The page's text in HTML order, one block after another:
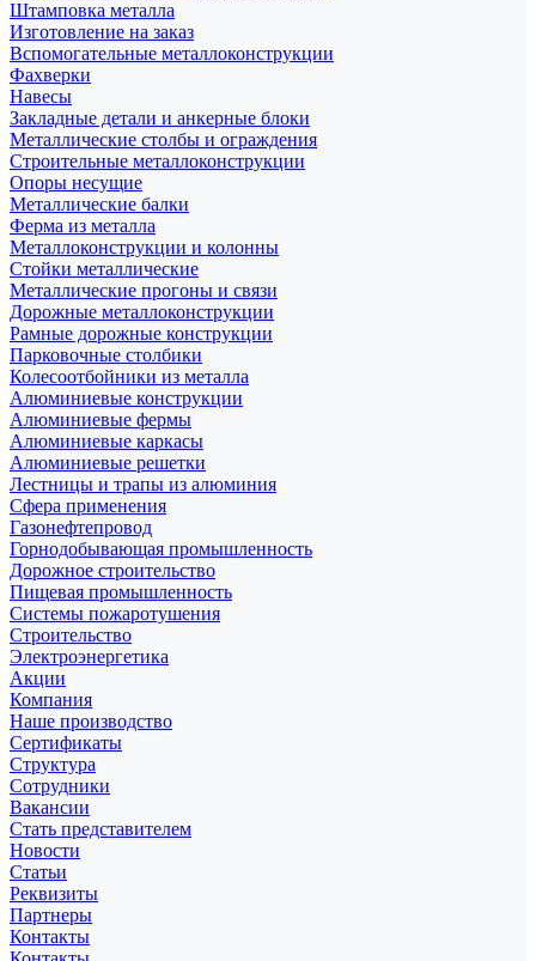
Штамповка металла
Изготовление на заказ
Вспомогательные металлоконструкции
Фахверки
Навесы
Закладные детали и анкерные блоки
Металлические столбы и ограждения
Строительные металлоконструкции
Опоры несущие
Металлические балки
Ферма из металла
Металлоконструкции и колонны
Стойки металлические
Металлические прогоны и связи
Дорожные металлоконструкции
Рамные дорожные конструкции
Парковочные столбики
Колесоотбойники из металла
Алюминиевые конструкции
Алюминиевые фермы
Алюминиевые каркасы
Алюминиевые решетки
Лестницы и трапы из алюминия
Сфера применения
Газонефтепровод
Горнодобывающая промышленность
Дорожное строительство
Пищевая промышленность
Системы пожаротушения
Строительство
Электроэнергетика
Акции
Компания
Наше производство
Сертификаты
Структура
Сотрудники
Вакансии
Стать представителем
Новости
Статьи
Реквизиты
Партнеры
Контакты